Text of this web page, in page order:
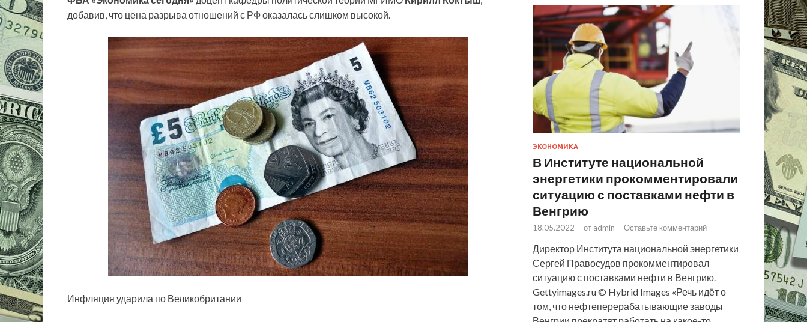
добавив, что цена разрыва отношений с РФ оказалась слишком высокой.
Инфляция ударила по Великобритании
ЭКОНОМИКА
В Институте национальной
энергетики прокомментировали
ситуацию с поставками нефти в
Венгрию
18.05.2022 - от admin - Оставьте комментарий
Директор Института национальной энергетики
Сергей Правосудов прокомментировал
ситуацию с поставками нефти в Венгрию.
Gettyimages.ru © Hybrid Images «Речь идёт о
том, что нефтеперерабатывающие заводы